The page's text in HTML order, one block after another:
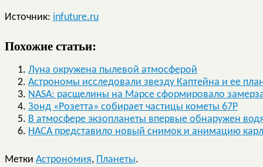
Источник: infuture.ru
Похожие статьи:
Луна окружена пылевой атмосферой
Астрономы исследовали звезду Каптейна и ее
NASA: расщелины на Марсе сформировало
Зонд «Розетта» собирает частицы кометы 67P
В атмосфере экзопланеты впервые обнаружен
НАСА представило новый снимок и анимацию
Метки Астрономия, Планеты.